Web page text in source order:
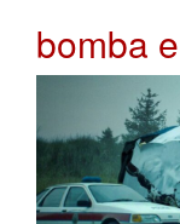
bomba